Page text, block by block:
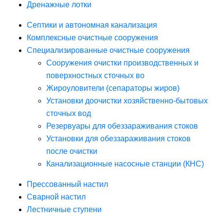
Дренажные лотки
Септики и автономная канализация
Комплексные очистные сооружения
Специализированные очистные сооружения
Сооружения очистки производственных и
поверхностных сточных во
Жироуловители (сепараторы жиров)
Установки доочистки хозяйственно-бытовых
сточных вод
Резервуары для обеззараживания стоков
Установки для обеззараживания стоков
после очистки
Канализационные насосные станции (КНС)
Прессованный настил
Сварной настил
Лестничные ступени